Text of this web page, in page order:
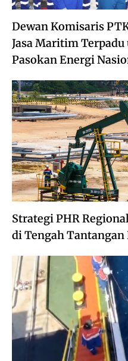
Dewan Komisaris
Jasa Maritim
Pasokan Energi
Strategi PHR
di Tengah